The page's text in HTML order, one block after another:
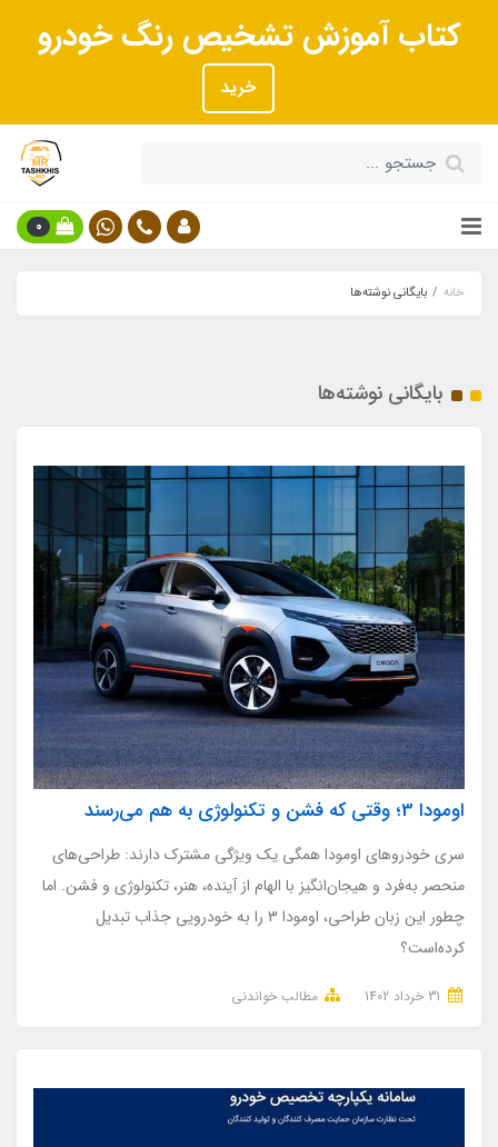
کتاب آموزش تشخیص رنگ خودرو
خرید
0
خانه بایگانی نوشته‌ها
بایگانی نوشته‌ها
اومودا 3؛ وقتی که فشن و تکنولوژی به هم می‌رسند
سری خودروهای اومودا همگی یک ویژگی مشترک دارند: طراحی‌های
منحصر به‌فرد و هیجان‌انگیز با الهام از آینده، هنر، تکنولوژی و فشن. اما
چطور این زبان طراحی، اومودا 3 را به خودرویی جذاب تبدیل
کرده‌است؟
مطالب خواندنی